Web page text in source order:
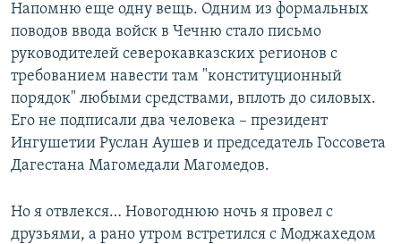
Напомню еще одну вещь. Одним из формальных
поводов ввода войск в Чечню стало письмо
руководителей северокавказских регионов с
требованием навести там "конституционный
порядок" любыми средствами, вплоть до силовых.
Его не подписали два человека – президент
Ингушетии Руслан Аушев и председатель Госсовета
Дагестана Магомедали Магомедов.
Но я отвлекся… Новогоднюю ночь я провел с
друзьями, а рано утром встретился с Моджахедом